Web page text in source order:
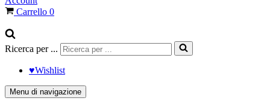
Carrello 0
Ricerca per ...
♥︎Wishlist
Menu di navigazione